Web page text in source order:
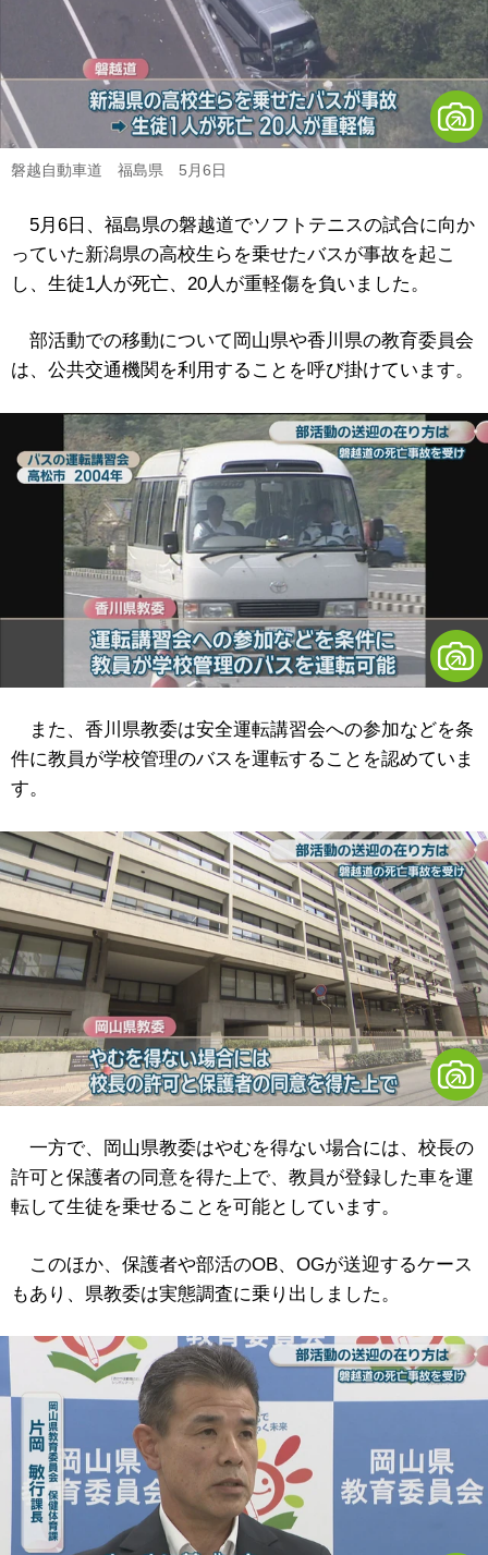
磐越自動車道 福島県 5月6日
5月6日、福島県の磐越道でソフトテニスの試合に向か
っていた新潟県の高校生らを乗せたバスが事故を起こ
し、生徒1人が死亡、20人が重軽傷を負いました。
部活動での移動について岡山県や香川県の教育委員会
は、公共交通機関を利用することを呼び掛けています。
また、香川県教委は安全運転講習会への参加などを条
件に教員が学校管理のバスを運転することを認めていま
す。
一方で、岡山県教委はやむを得ない場合には、校長の
許可と保護者の同意を得た上で、教員が登録した車を運
転して生徒を乗せることを可能としています。
このほか、保護者や部活のOB、OGが送迎するケース
もあり、県教委は実態調査に乗り出しました。